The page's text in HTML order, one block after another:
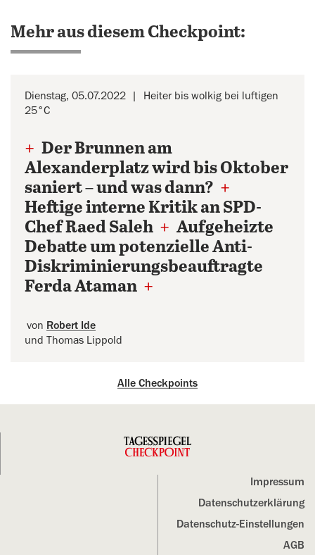
Mehr aus diesem Checkpoint:
Dienstag, 05.07.2022
Heiter bis wolkig bei luftigen
25°C
+ Der Brunnen am
Alexanderplatz wird bis Oktober
saniert – und was dann? +
Heftige interne Kritik an SPD-
Chef Raed Saleh + Aufgeheizte
Debatte um potenzielle Anti-
Diskriminierungsbeauftragte
Ferda Ataman +
von Robert Ide
und Thomas Lippold
Alle Checkpoints
Impressum
Datenschutz­erklärung
Datenschutz-Einstellungen
AGB